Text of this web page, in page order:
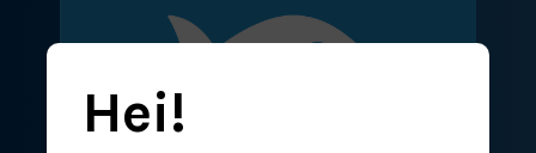
Hei!